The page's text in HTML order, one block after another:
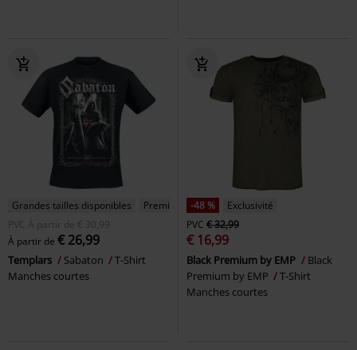
Grandes tailles disponibles
Premium
PVC
À partir de € 30,99
À partir de € 26,99
Templars Sabaton
T-Shirt
Manches courtes
-48 %
Exclusivité
PVC € 32,99
€ 16,99
Black Premium by EMP
Black
Premium by EMP
T-Shirt
Manches courtes